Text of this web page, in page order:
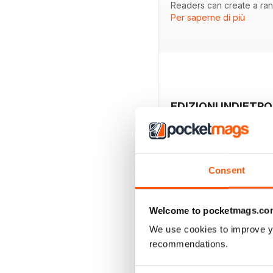
Consent
Welcome to
We use cookies to improve
recommendations.
Readers can create a
of Rainebears New
founder of the iconic
Completing the issue
travel adventures with
Per saperne di più
EDIZIONI INDIETRO